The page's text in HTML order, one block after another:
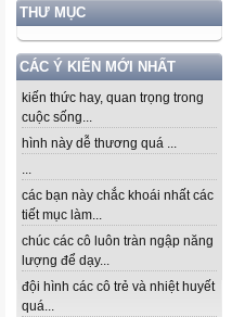
THƯ MỤC
CÁC Ý KIẾN MỚI NHẤT
kiến thức hay, quan trọng trong
cuộc sống...
hình này dễ thương quá ...
...
các bạn này chắc khoái nhất các
tiết mục làm...
chúc các cô luôn tràn ngập năng
lượng để dạy...
đội hình các cô trẻ và nhiệt huyết
quá...